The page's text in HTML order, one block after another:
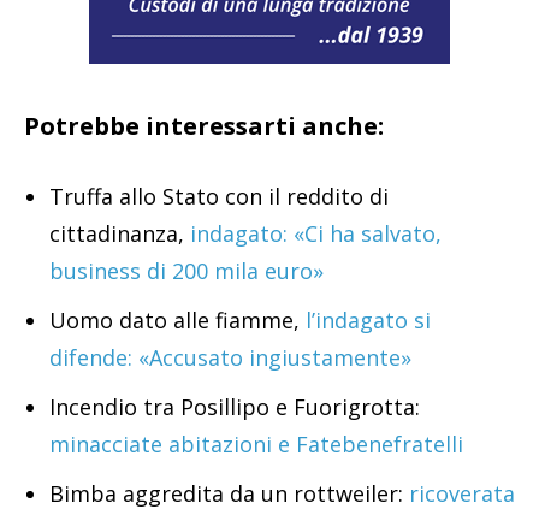
Potrebbe interessarti anche:
Truffa allo Stato con il reddito di
cittadinanza, indagato: «Ci ha salvato,
business di 200 mila euro»
Uomo dato alle fiamme, l’indagato si
difende: «Accusato ingiustamente»
Incendio tra Posillipo e Fuorigrotta:
minacciate abitazioni e Fatebenefratelli
Bimba aggredita da un rottweiler: ricoverata